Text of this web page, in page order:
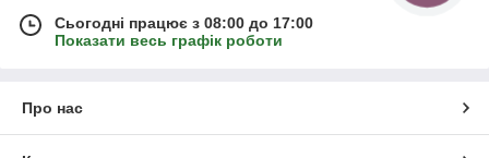
Сьогодні працює з 08:00 до 17:00
Показати весь графік роботи
Про нас